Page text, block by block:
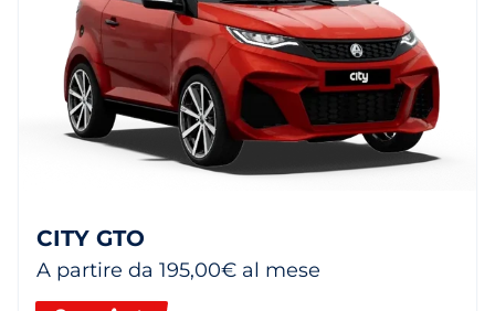
CITY GTO
A partire da 195,00€ al mese